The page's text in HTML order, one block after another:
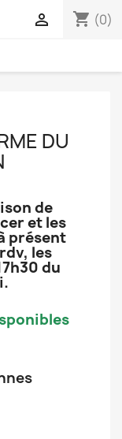
shopping_cart (0)

DU
de
et les
présent
les
du